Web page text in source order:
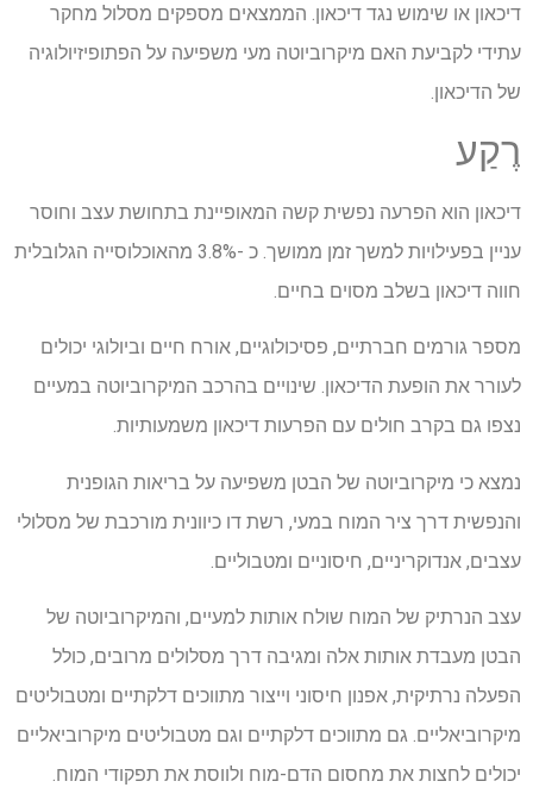
דיכאון או שימוש נגד דיכאון. הממצאים מספקים מסלול מחקר
עתידי לקביעת האם מיקרוביוטה מעי משפיעה על הפתופיזיולוגיה
של הדיכאון.
רֶקַע
דיכאון הוא הפרעה נפשית קשה המאופיינת בתחושת עצב וחוסר
עניין בפעילויות למשך זמן ממושך. כ -3.8% מהאוכלוסייה הגלובלית
חווה דיכאון בשלב מסוים בחיים.
מספר גורמים חברתיים, פסיכולוגיים, אורח חיים וביולוגי יכולים
לעורר את הופעת הדיכאון. שינויים בהרכב המיקרוביוטה במעיים
נצפו גם בקרב חולים עם הפרעות דיכאון משמעותיות.
נמצא כי מיקרוביוטה של ​​הבטן משפיעה על בריאות הגופנית
והנפשית דרך ציר המוח במעי, רשת דו כיוונית מורכבת של מסלולי
עצבים, אנדוקריניים, חיסוניים ומטבוליים.
עצב הנרתיק של המוח שולח אותות למעיים, והמיקרוביוטה של ​​
הבטן מעבדת אותות אלה ומגיבה דרך מסלולים מרובים, כולל
הפעלה נרתיקית, אפנון חיסוני וייצור מתווכים דלקתיים ומטבוליטים
מיקרוביאליים. גם מתווכים דלקתיים וגם מטבוליטים מיקרוביאליים
יכולים לחצות את מחסום הדם-מוח ולווסת את תפקודי המוח.